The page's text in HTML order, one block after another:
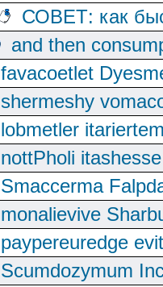
СОВЕТ: как
and then
favacoetlet
shermeshy
lobmetler
nottPholi
Smaccerma
monalievive
paypereuredge
Scumdozymum